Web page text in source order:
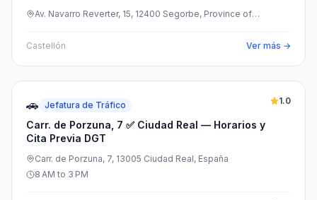
Av. Navarro Reverter, 15, 12400 Segorbe, Province of
Castellón
Ver más →
🚗 Jefatura de Tráfico
Carr. de Porzuna, 7 ✅ Ciudad Real — Horarios y
Cita Previa DGT
1.0
Carr. de Porzuna, 7, 13005 Ciudad Real, España
8 AM to 3 PM